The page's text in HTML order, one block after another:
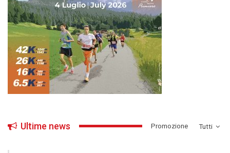
Tutti
Ultime news ­Promozione